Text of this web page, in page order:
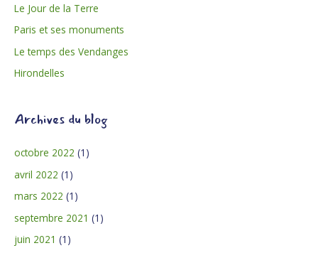
Le Jour de la Terre
Paris et ses monuments
Le temps des Vendanges
Hirondelles
Archives du blog
octobre 2022 (1)
avril 2022 (1)
mars 2022 (1)
septembre 2021 (1)
juin 2021 (1)